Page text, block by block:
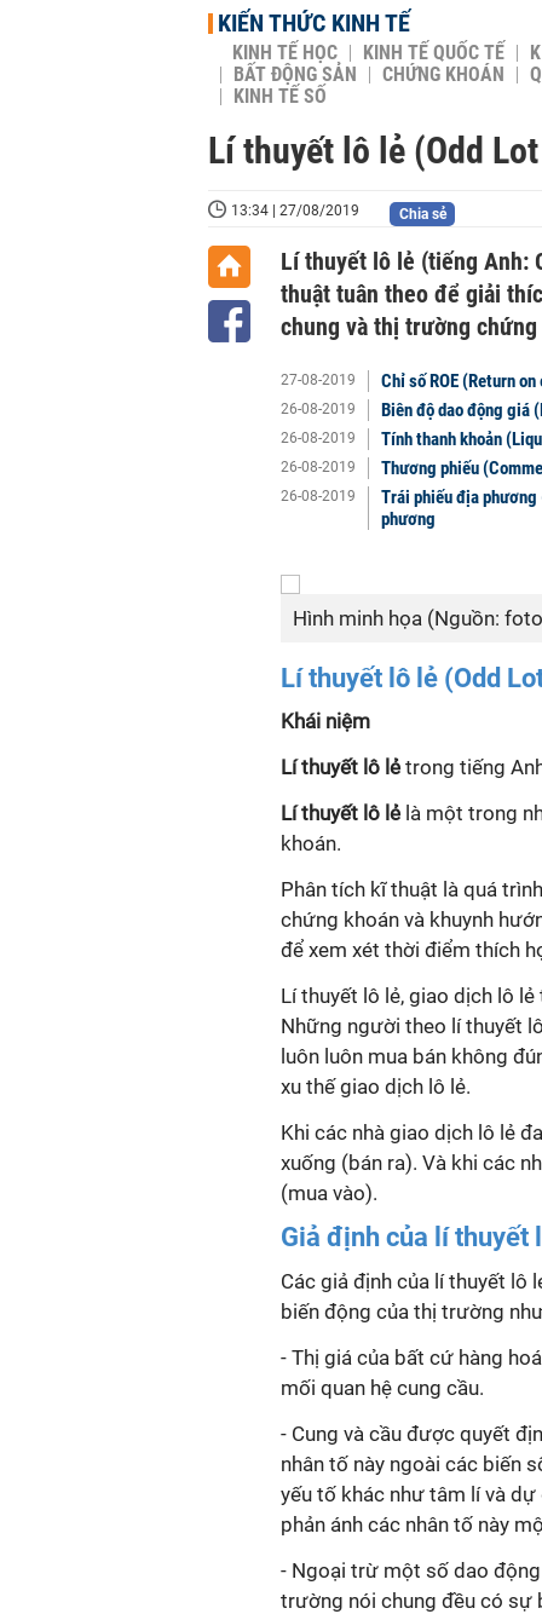
KIẾN THỨC KINH TẾ
KINH TẾ HỌC KINH TẾ QUỐC TẾ
BẤT ĐỘNG SẢN
CHỨNG KHOÁN
KINH TẾ SỐ
Lí thuyết lô lẻ (Odd
13:34 | 27/08/2019 Chia sẻ
Lí thuyết lô lẻ (tiếng Anh:
thuật tuân theo để giải
chung và thị trường
27-08-2019 Chỉ số ROE (Return
26-08-2019 Biên độ dao động giá
26-08-2019 Tính thanh khoản
26-08-2019 Thương phiếu
26-08-2019
Trái phiếu địa
phương
Hình minh họa (Nguồn:
Lí thuyết lô lẻ (Odd
Khái niệm
Lí thuyết lô lẻ trong tiếng
Lí thuyết lô lẻ là một trong
khoán.
Phân tích kĩ thuật là quá
chứng khoán và khuynh
để xem xét thời điểm thích
Lí thuyết lô lẻ, giao dịch lô
Những người theo lí thuyết
luôn luôn mua bán không
xu thế giao dịch lô lẻ.
Khi các nhà giao dịch lô lẻ
xuống (bán ra). Và khi các
(mua vào).
Giả định của lí thuyết
Các giả định của lí thuyết lô
biến động của thị trường
- Thị giá của bất cứ hàng
mối quan hệ cung cầu.
- Cung và cầu được quyết
nhân tố này ngoài các biến
yếu tố khác như tâm lí và
phản ánh các nhân tố này
- Ngoại trừ một số dao
trường nói chung đều có sự